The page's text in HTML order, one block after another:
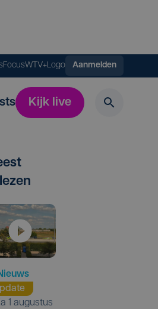
FocusWTV+Logo Aanmelden
Kijk live